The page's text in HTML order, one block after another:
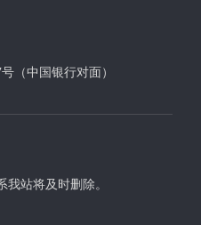
（中国银行对面）
站将及时删除。